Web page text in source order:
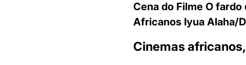
Cena do Filme O
Africanos Iyua Alaha/
Cinemas